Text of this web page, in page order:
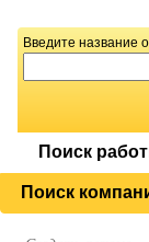
Введите название
Поиск
Поиск